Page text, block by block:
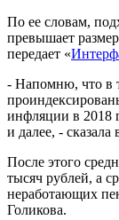
По ее словам,
превышает
передает «
- Напомню, что в
инфляции в 2018
и далее, - сказала
После этого
тысяч рублей, а
неработающих
Голикова.